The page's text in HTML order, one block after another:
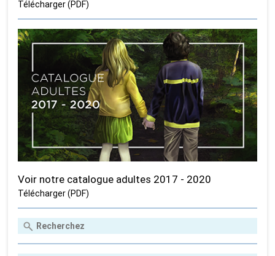
Télécharger (PDF)
Voir notre catalogue adultes 2017 - 2020
Télécharger (PDF)